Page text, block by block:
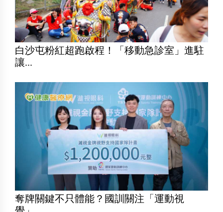
白沙屯粉紅超跑啟程！「移動急診室」進駐
讓...
奪牌關鍵不只體能？國訓關注「運動視